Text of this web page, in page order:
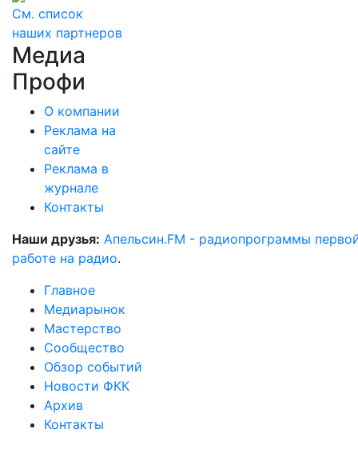
См. список
наших партнеров
Медиа
Профи
О компании
Реклама на
сайте
Реклама в
журнале
Контакты
Наши друзья: Апельсин.FM - радиопрограммы
работе на радио.
Главное
Медиарынок
Мастерство
Сообщество
Обзор событий
Новости ФКК
Архив
Контакты